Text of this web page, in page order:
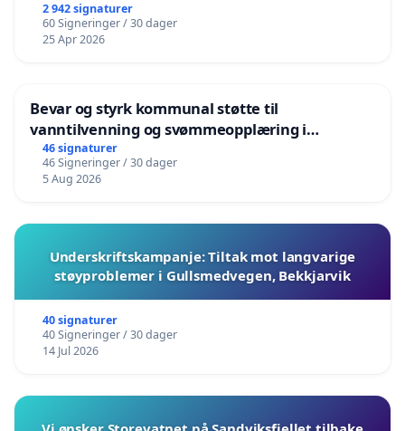
2 942 signaturer
60 Signeringer / 30 dager
25 Apr 2026
Bevar og styrk kommunal støtte til
vanntilvenning og svømmeopplæring i
barnehagene i Haugesund
46 signaturer
46 Signeringer / 30 dager
5 Aug 2026
Underskriftskampanje: Tiltak mot langvarige
støyproblemer i Gullsmedvegen, Bekkjarvik
40 signaturer
40 Signeringer / 30 dager
14 Jul 2026